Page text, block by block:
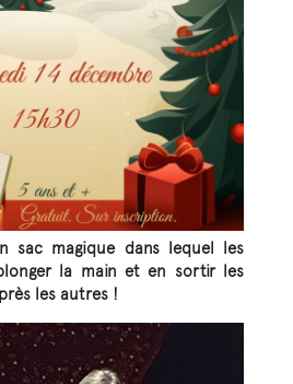
sac magique dans lequel les
la main et en sortir les
les autres !